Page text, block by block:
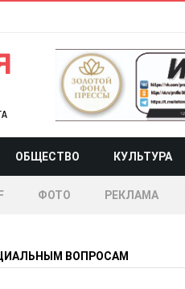
ОБЩЕСТВО КУЛЬТУРА
ФОТО РЕКЛАМА
ВОПРОСАМ